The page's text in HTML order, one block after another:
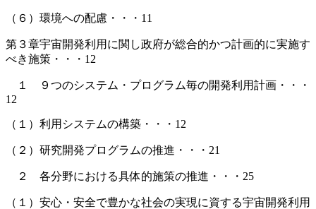
（６）環境への配慮・・・11
第３章宇宙開発利用に関し政府が総合的かつ計画的に実施す
べき施策・・・12
１ ９つのシステム・プログラム毎の開発利用計画・・・
12
（１）利用システムの構築・・・12
（２）研究開発プログラムの推進・・・21
２ 各分野における具体的施策の推進・・・25
（１）安心・安全で豊かな社会の実現に資する宇宙開発利用